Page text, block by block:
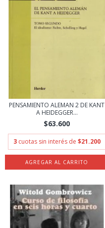
PENSAMIENTO ALEMAN 2 DE KANT
A HEIDEGGER...
$63.600
3 cuotas sin interés de $21.200